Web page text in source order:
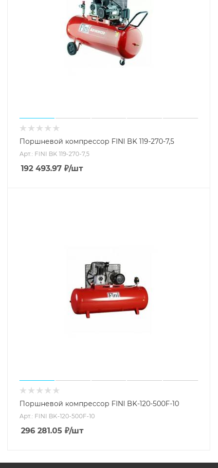
Поршневой компрессор FINI BK 119-270-7,5
Арт.: FINI BK 119-270-7,5
192 493.97 ₽/шт
Поршневой компрессор FINI BK-120-500F-10
Арт.: FINI BK-120-500F-10
296 281.05 ₽/шт